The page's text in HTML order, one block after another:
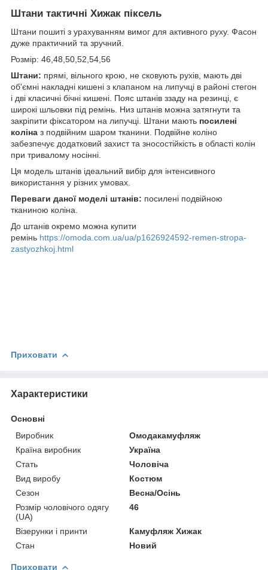
Штани тактичні Хижак піксель
Штани пошиті з урахуванням вимог для активного руху. Фасон
дуже практичний та зручний.
Розмір: 46,48,50,52,54,56
Штани: прямі, вільного крою, не сковують рухів, мають дві
об'ємні накладні кишені з клапаном на липучці в районі стегон
і дві класичні бічні кишені. Пояс штанів ззаду на резинці, є
широкі шльовки під ремінь. Низ штанів можна затягнути та
закріпити фіксатором на липучці. Штани мають посилені
коліна з подвійним шаром тканини. Подвійне коліно
забезпечує додатковий захист та зносостійкість в області колін
при тривалому носінні.
Ця модель штанів ідеальний вибір для інтенсивного
використання у різних умовах.
Переваги даної моделі штанів: посилені подвійною
тканиною коліна.
До штанів окремо можна купити
ремінь https://omoda.com.ua/ua/p1626924592-remen-stropa-
zastyozhkoj.html
Приховати
Характеристики
Основні
Виробник
Омодакамуфляж
Країна виробник
Україна
Стать
Чоловіча
Вид виробу
Костюм
Сезон
Весна/Осінь
Розмір чоловічого одягу
(UA)
46
Візерунки і принти
Камуфляж Хижак
Стан
Новий
Приховати